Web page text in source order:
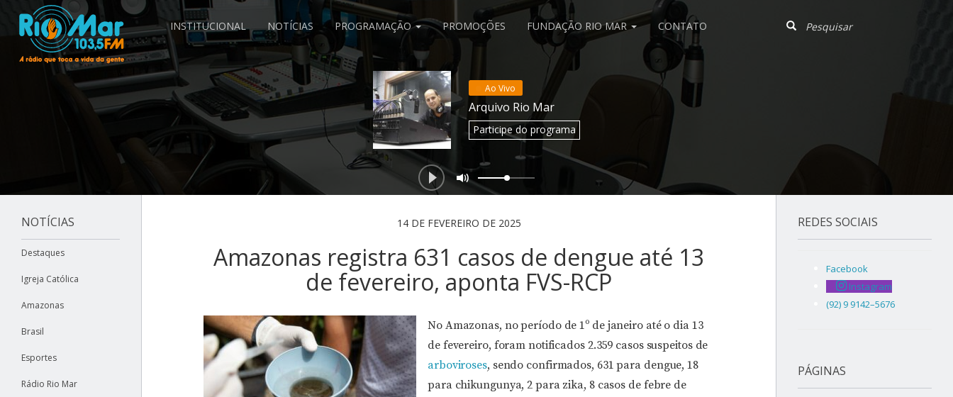
INSTITUCIONAL NOTÍCIAS PROGRAMAÇÃO PROMOÇÕES FUNDAÇÃO RIO MAR CONTATO
Ao Vivo
Arquivo Rio Mar
Participedo programa
NOTÍCIAS
Destaques
Igreja Católica
Amazonas
Brasil
Esportes
Rádio Rio Mar
14 DE FEVEREIRO DE 2025
Amazonas registra 631 casos de dengue até 13
de fevereiro, aponta FVS-RCP
No Amazonas, no período de 1º de janeiro até o dia 13
de fevereiro, foram notificados 2.359 casos suspeitos de
arboviroses, sendo confirmados, 631 para dengue, 18
para chikungunya, 2 para zika, 8 casos de febre de
REDES SOCIAIS
Facebook
Instagram
(92) 9 9142–5676
PÁGINAS